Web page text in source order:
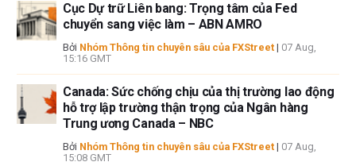
Cục Dự trữ Liên bang: Trọng tâm của Fed
chuyển sang việc làm – ABN AMRO
Bởi Nhóm Thông tin chuyên sâu của FXStreet | 07 Aug,
15:16 GMT
Canada: Sức chống chịu của thị trường lao động
hỗ trợ lập trường thận trọng của Ngân hàng
Trung ương Canada – NBC
Bởi Nhóm Thông tin chuyên sâu của FXStreet | 07 Aug,
15:08 GMT